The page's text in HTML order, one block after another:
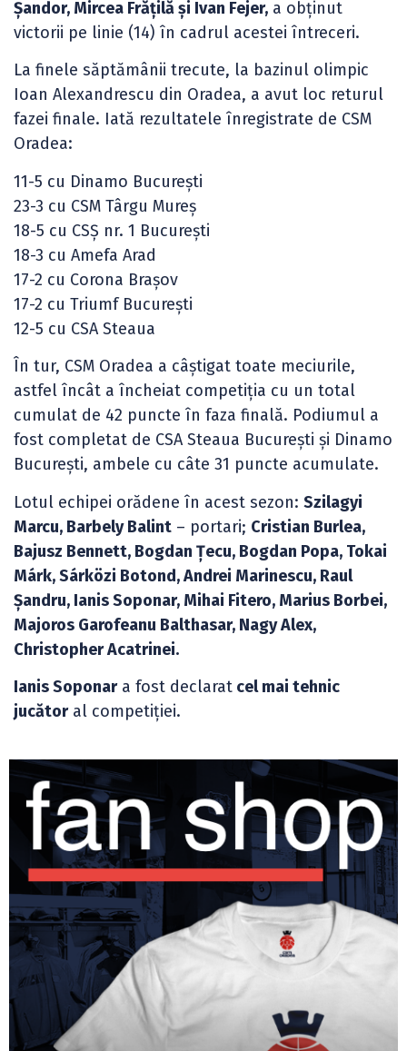
Șandor, Mircea Frățilă și Ivan Fejer, a obținut
victorii pe linie (14) în cadrul acestei întreceri.
La finele săptămânii trecute, la bazinul olimpic
Ioan Alexandrescu din Oradea, a avut loc returul
fazei finale. Iată rezultatele înregistrate de CSM
Oradea:
11-5 cu Dinamo București
23-3 cu CSM Târgu Mureș
18-5 cu CSȘ nr. 1 București
18-3 cu Amefa Arad
17-2 cu Corona Brașov
17-2 cu Triumf București
12-5 cu CSA Steaua
În tur, CSM Oradea a câștigat toate meciurile,
astfel încât a încheiat competiția cu un total
cumulat de 42 puncte în faza finală. Podiumul a
fost completat de CSA Steaua București și Dinamo
București, ambele cu câte 31 puncte acumulate.
Lotul echipei orădene în acest sezon: Szilagyi
Marcu, Barbely Balint – portari; Cristian Burlea,
Bajusz Bennett, Bogdan Țecu, Bogdan Popa, Tokai
Márk, Sárközi Botond, Andrei Marinescu, Raul
Şandru, Ianis Soponar, Mihai Fitero, Marius Borbei,
Majoros Garofeanu Balthasar, Nagy Alex,
Christopher Acatrinei.
Ianis Soponara fost declarat cel mai tehnic
jucătoral competiției.